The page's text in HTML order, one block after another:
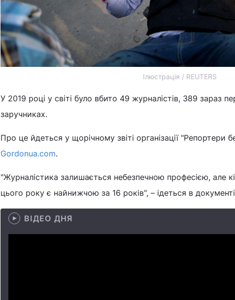
Ілюстрація / REUTERS
У 2019 році у світі було вбито 49 журналістів, 389 зараз
заручниках.
Про це йдеться у щорічному звіті організації "Репортери
Gordonua.com.
"Журналістика залишається небезпечною професією, але
цього року є найнижчою за 16 років", – ідеться в
ВІДЕО ДНЯ